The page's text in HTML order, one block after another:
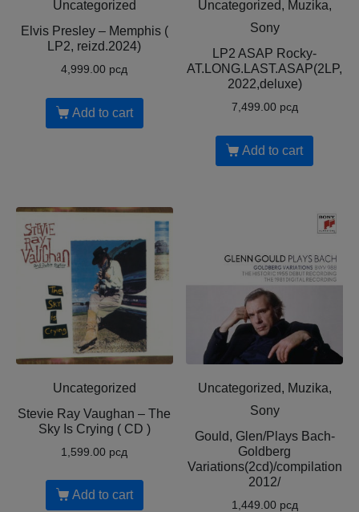
Uncategorized
Elvis Presley – Memphis (
LP2, reizd.2024)
4,999.00 рсд
Add to cart
Uncategorized, Muzika,
Sony
LP2 ASAP Rocky-
AT.LONG.LAST.ASAP(2LP,
2022,deluxe)
7,499.00 рсд
Add to cart
Uncategorized
Stevie Ray Vaughan – The
Sky Is Crying ( CD )
1,599.00 рсд
Add to cart
Uncategorized, Muzika,
Sony
Gould, Glen/Plays Bach-
Goldberg
Variations(2cd)/compilation
2012/
1,449.00 рсд